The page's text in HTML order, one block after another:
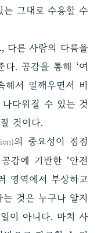
는 그대로 수용할 수
다른 사람의 다름을
. 공감을 통해 ‘여
해서 일깨우면서 비
다워질 수 있는 것
것이다.
의 중요성이 점점
감에 기반한 ‘안전
영역에서 부상하고
것은 누구나 알지
이 아니다. 마치 사